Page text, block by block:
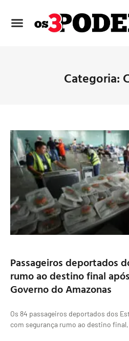
Categoria:
Passageiros deportados
rumo ao destino final
Governo do Amazonas
Os 84 passageiros deportados dos
com segurança rumo ao destino